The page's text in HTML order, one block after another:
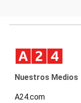
Nuestros Medios
A24.com